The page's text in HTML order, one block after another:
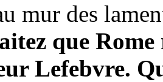
mur des
que
Lefebvre.